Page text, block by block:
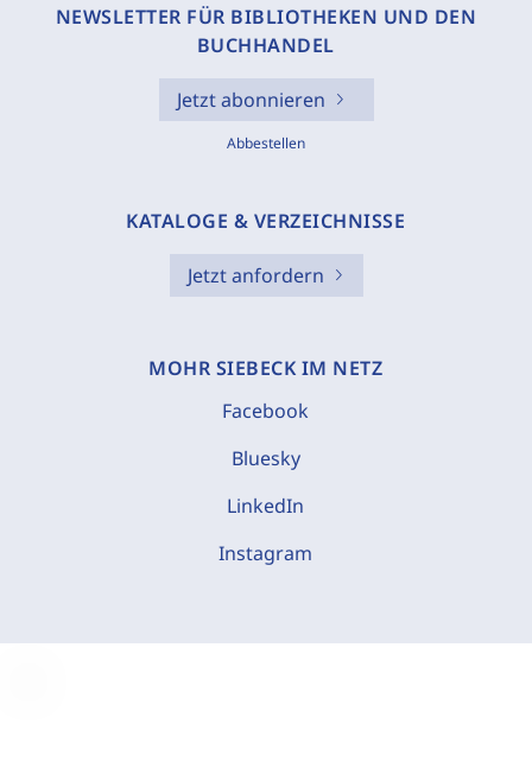
NEWSLETTER FÜR BIBLIOTHEKEN UND DEN
BUCHHANDEL
Jetzt abonnieren
Abbestellen
KATALOGE & VERZEICHNISSE
Jetzt anfordern
MOHR SIEBECK IM NETZ
Facebook
Bluesky
LinkedIn
Instagram